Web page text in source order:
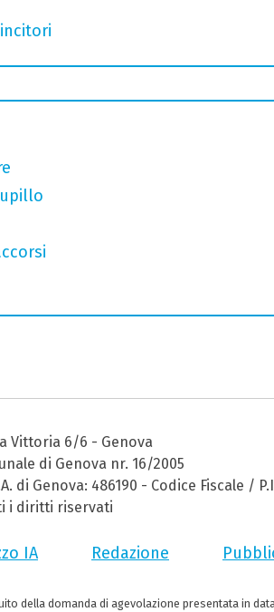
Vittoria 6/6 - Genova
di Genova nr. 16/2005
di Genova: 486190 - Codice Fiscale /
i diritti riservati
IA Redazione
della domanda di agevolazione presentata in